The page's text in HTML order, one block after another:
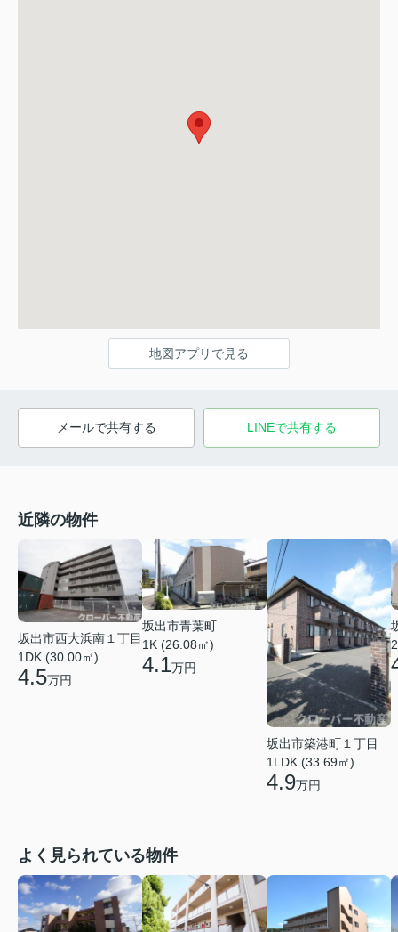
地図アプリで見る
メールで共有する LINEで共有する
近隣の物件
坂出市西大浜南１丁目
1DK (30.00㎡)
4.5万円
坂出市青葉町
1K (26.08㎡)
4.1万円
坂出市築港町１丁目
1LDK (33.69㎡)
4.9万円
よく見られている物件